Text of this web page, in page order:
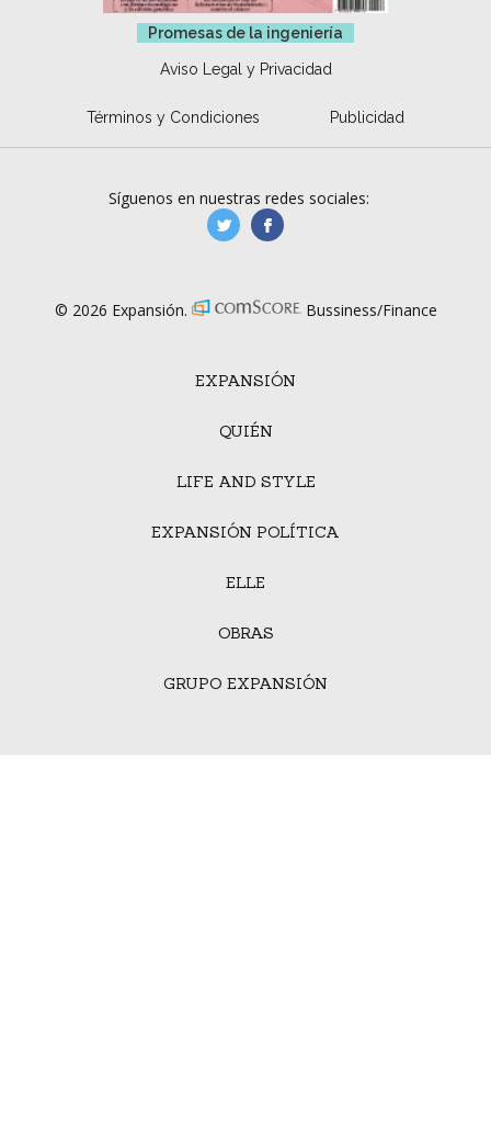
Promesas de la ingeniería
Aviso Legal y Privacidad
Términos y Condiciones Publicidad
EXPANSIÓN
QUIÉN
LIFE AND STYLE
EXPANSIÓN POLÍTICA
ELLE
OBRAS
GRUPO EXPANSIÓN
Síguenos en nuestras redes sociales:
manufacturaGE
© 2026 Expansión. Bussiness/Finance